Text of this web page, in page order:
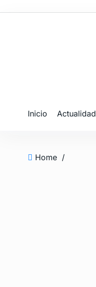
Inicio Actualidad
Home /